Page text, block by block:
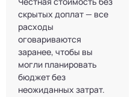
скрытых доплат — все
расходы
оговариваются
заранее, чтобы вы
могли планировать
бюджет без
неожиданных затрат.